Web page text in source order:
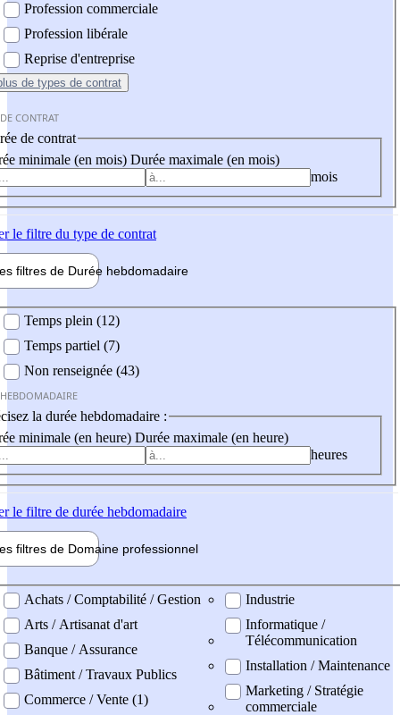
Profession commerciale
Profession libérale
Reprise d'entreprise
de types de contrat
CONTRAT
de contrat
minimale (en mois) Durée maximale (en mois)
mois
le filtre du type de contrat
filtres de Durée hebdomadaire
Temps plein (12)
Temps partiel (7)
Non renseignée (43)
la durée hebdomadaire :
minimale (en heure) Durée maximale (en heure)
heures
le filtre de durée hebdomadaire
filtres de Domaine professionnel
professionel
Achats / Comptabilité / Gestion
Arts / Artisanat d'art
Banque / Assurance
Bâtiment / Travaux Publics
Commerce / Vente (1)
Industrie
Informatique /
Télécommunication
Installation / Maintenance
Marketing / Stratégie
commerciale